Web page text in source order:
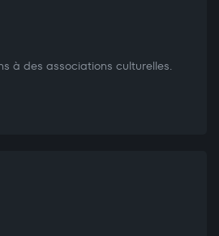
à des associations culturelles.